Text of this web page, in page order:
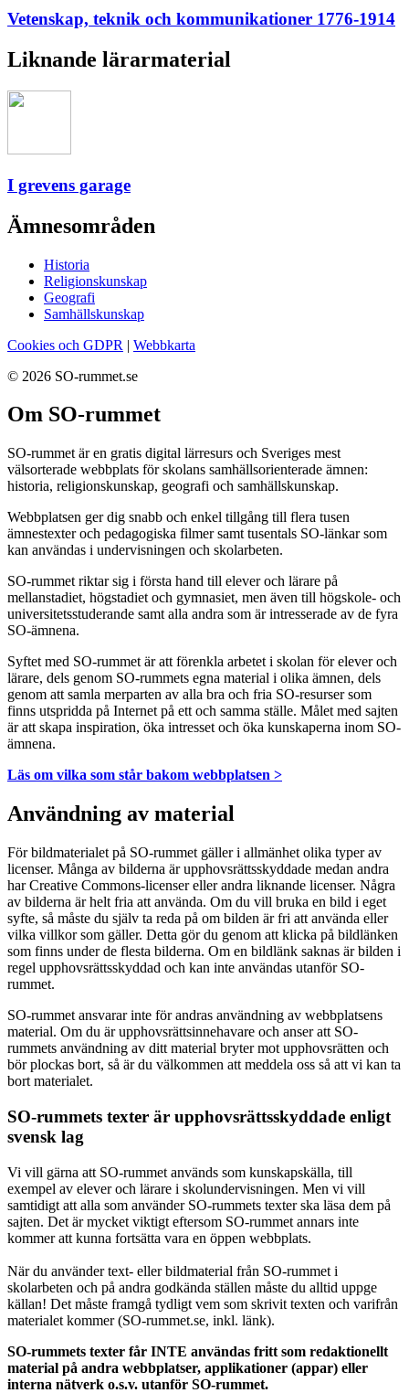
Vetenskap, teknik och kommunikationer 1776-1914
Liknande lärarmaterial
I grevens garage
Ämnesområden
Historia
Religionskunskap
Geografi
Samhällskunskap
Cookies och GDPR | Webbkarta
© 2026 SO-rummet.se
Om SO-rummet
SO-rummet är en gratis digital lärresurs och Sveriges mest
välsorterade webbplats för skolans samhällsorienterade ämnen:
historia, religionskunskap, geografi och samhällskunskap.
Webbplatsen ger dig snabb och enkel tillgång till flera tusen
ämnestexter och pedagogiska filmer samt tusentals SO-länkar som
kan användas i undervisningen och skolarbeten.
SO-rummet riktar sig i första hand till elever och lärare på
mellanstadiet, högstadiet och gymnasiet, men även till högskole- och
universitetsstuderande samt alla andra som är intresserade av de fyra
SO-ämnena.
Syftet med SO-rummet är att förenkla arbetet i skolan för elever och
lärare, dels genom SO-rummets egna material i olika ämnen, dels
genom att samla merparten av alla bra och fria SO-resurser som
finns utspridda på Internet på ett och samma ställe. Målet med sajten
är att skapa inspiration, öka intresset och öka kunskaperna inom SO-
ämnena.
Läs om vilka som står bakom webbplatsen >
Användning av material
För bildmaterialet på SO-rummet gäller i allmänhet olika typer av
licenser. Många av bilderna är upphovsrättsskyddade medan andra
har Creative Commons-licenser eller andra liknande licenser. Några
av bilderna är helt fria att använda. Om du vill bruka en bild i eget
syfte, så måste du själv ta reda på om bilden är fri att använda eller
vilka villkor som gäller. Detta gör du genom att klicka på bildlänken
som finns under de flesta bilderna. Om en bildlänk saknas är bilden i
regel upphovsrättsskyddad och kan inte användas utanför SO-
rummet.
SO-rummet ansvarar inte för andras användning av webbplatsens
material. Om du är upphovsrättsinnehavare och anser att SO-
rummets användning av ditt material bryter mot upphovsrätten och
bör plockas bort, så är du välkommen att meddela oss så att vi kan ta
bort materialet.
SO-rummets texter är upphovsrättsskyddade enligt
svensk lag
Vi vill gärna att SO-rummet används som kunskapskälla, till
exempel av elever och lärare i skolundervisningen. Men vi vill
samtidigt att alla som använder SO-rummets texter ska läsa dem på
sajten. Det är mycket viktigt eftersom SO-rummet annars inte
kommer att kunna fortsätta vara en öppen webbplats.
När du använder text- eller bildmaterial från SO-rummet i
skolarbeten och på andra godkända ställen måste du alltid uppge
källan! Det måste framgå tydligt vem som skrivit texten och varifrån
materialet kommer (SO-rummet.se, inkl. länk).
SO-rummets texter får INTE användas fritt som redaktionellt
material på andra webbplatser, applikationer (appar) eller
interna nätverk o.s.v. utanför SO-rummet.